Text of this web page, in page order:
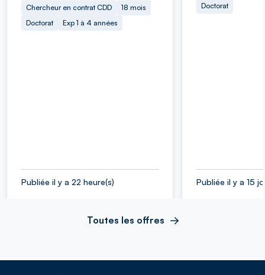
Chercheur en contrat CDD
18 mois
Doctorat
Exp 1 à 4 années
Publiée il y a 22 heure(s)
Doctorat
Publiée il y a 15
Toutes les offres